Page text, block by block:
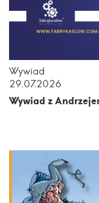
Wywiad
29.07.2026
Wywiad z